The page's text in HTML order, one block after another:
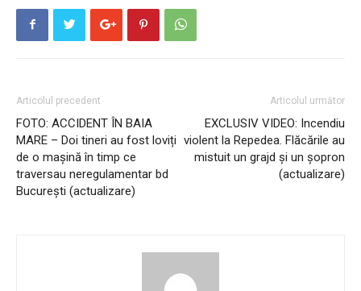
Articolul precedent
FOTO: ACCIDENT ÎN BAIA
MARE – Doi tineri au fost loviți
de o mașină în timp ce
traversau neregulamentar bd
București (actualizare)
Articolul următor
EXCLUSIV VIDEO: Incendiu
violent la Repedea. Flăcările au
mistuit un grajd și un șopron
(actualizare)